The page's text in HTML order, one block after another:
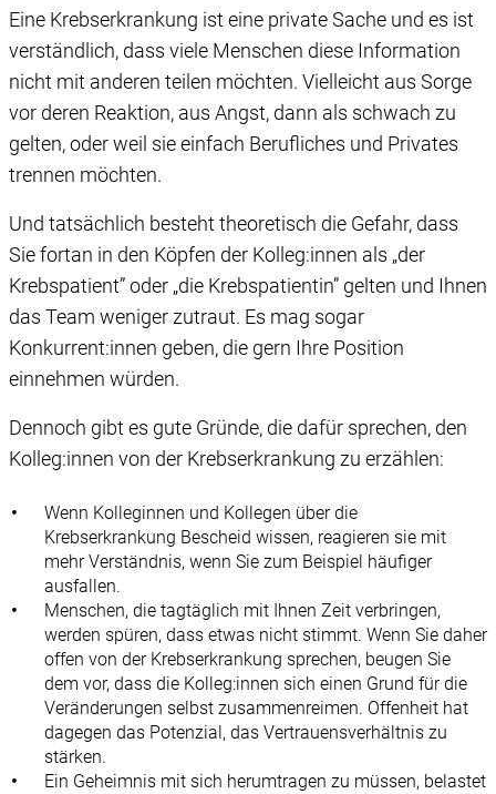
Eine Krebserkrankung ist eine private Sache und es ist
verständlich, dass viele Menschen diese Information
nicht mit anderen teilen möchten. Vielleicht aus Sorge
vor deren Reaktion, aus Angst, dann als schwach zu
gelten, oder weil sie einfach Berufliches und Privates
trennen möchten.
Und tatsächlich besteht theoretisch die Gefahr, dass
Sie fortan in den Köpfen der Kolleg:innen als „der
Krebspatient” oder „die Krebspatientin” gelten und Ihnen
das Team weniger zutraut. Es mag sogar
Konkurrent:innen geben, die gern Ihre Position
einnehmen würden.
Dennoch gibt es gute Gründe, die dafür sprechen, den
Kolleg:innen von der Krebserkrankung zu erzählen:
Wenn Kolleginnen und Kollegen über die
Krebserkrankung Bescheid wissen, reagieren sie mit
mehr Verständnis, wenn Sie zum Beispiel häufiger
ausfallen.
Menschen, die tagtäglich mit Ihnen Zeit verbringen,
werden spüren, dass etwas nicht stimmt. Wenn Sie daher
offen von der Krebserkrankung sprechen, beugen Sie
dem vor, dass die Kolleg:innen sich einen Grund für die
Veränderungen selbst zusammenreimen. Offenheit hat
dagegen das Potenzial, das Vertrauensverhältnis zu
stärken.
Ein Geheimnis mit sich herumtragen zu müssen, belastet